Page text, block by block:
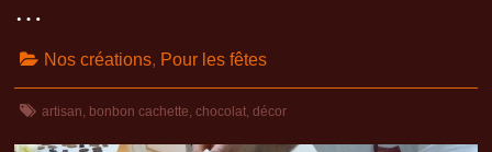
…
Nos créations, Pour les fêtes
artisan, bonbon cachette,chocolat,décor